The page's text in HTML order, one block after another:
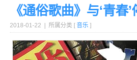
《通俗歌曲》与‘青春
2018-01-22 | 所属分类 [ 音乐 ]